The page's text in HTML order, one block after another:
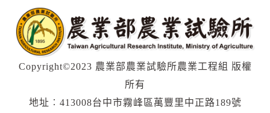
Copyright©2023 農業部農業試驗所農業工程組 版權
所有
地址︰413008台中市霧峰區萬豐里中正路189號